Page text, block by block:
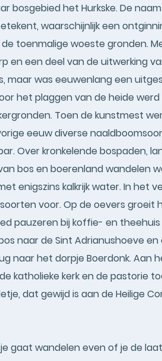
bosgebied het Hurkske. De
waarschijnlijk een
toenmalige woeste gronden.
en een deel van de uitwerking
maar was eeuwenlang een
het plaggen van de heide
Toen de kunstmest
eeuw diverse
Over kronkelende bospaden,
bos en boerenland wandelen
enigszins kalkrijk water. In het
voor. Op de oevers groeit
pauzeren bij koffie- en
naar de Sint Adrianushoeve
naar het dorpje Boerdonk. Aan
katholieke kerk en de pastorie
dat gewijd is aan de Heilige
gaat wandelen even of je de